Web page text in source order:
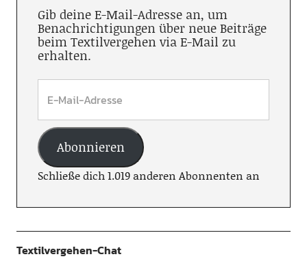
Gib deine E-Mail-Adresse an, um
Benachrichtigungen über neue Beiträge
beim Textilvergehen via E-Mail zu
erhalten.
Abonnieren
Schließe dich 1.019 anderen Abonnenten an
Textilvergehen-Chat